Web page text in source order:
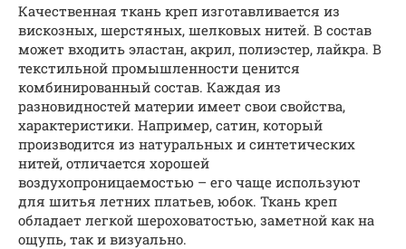
Качественная ткань креп изготавливается из
вискозных, шерстяных, шелковых нитей. В состав
может входить эластан, акрил, полиэстер, лайкра. В
текстильной промышленности ценится
комбинированный состав. Каждая из
разновидностей материи имеет свои свойства,
характеристики. Например, сатин, который
производится из натуральных и синтетических
нитей, отличается хорошей
воздухопроницаемостью – его чаще используют
для шитья летних платьев, юбок. Ткань креп
обладает легкой шероховатостью, заметной как на
ощупь, так и визуально.